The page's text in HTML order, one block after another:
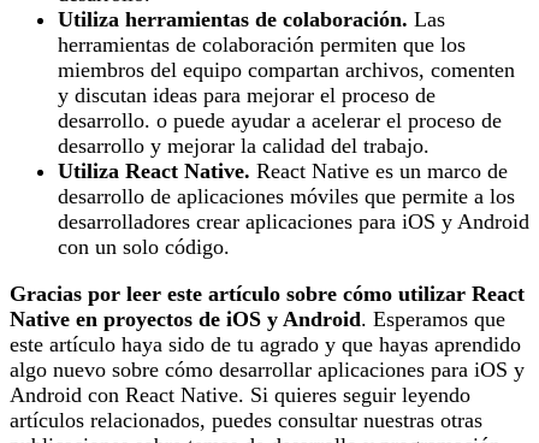
Utiliza herramientas de colaboración. Las
herramientas de colaboración permiten que los
miembros del equipo compartan archivos, comenten
y discutan ideas para mejorar el proceso de
desarrollo. o puede ayudar a acelerar el proceso de
desarrollo y mejorar la calidad del trabajo.
Utiliza React Native. React Native es un marco de
desarrollo de aplicaciones móviles que permite a los
desarrolladores crear aplicaciones para iOS y Android
con un solo código.
Gracias por leer este artículo sobre cómo utilizar React
Native en proyectos de iOS y Android. Esperamos que
este artículo haya sido de tu agrado y que hayas aprendido
algo nuevo sobre cómo desarrollar aplicaciones para iOS y
Android con React Native. Si quieres seguir leyendo
artículos relacionados, puedes consultar nuestras otras